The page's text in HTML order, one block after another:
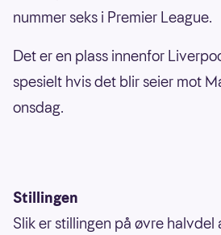
nummer seks i Premier League.
Det er en plass innenfor
spesielt hvis det blir seier mot
onsdag.
Stillingen
Slik er stillingen på øvre halvdel